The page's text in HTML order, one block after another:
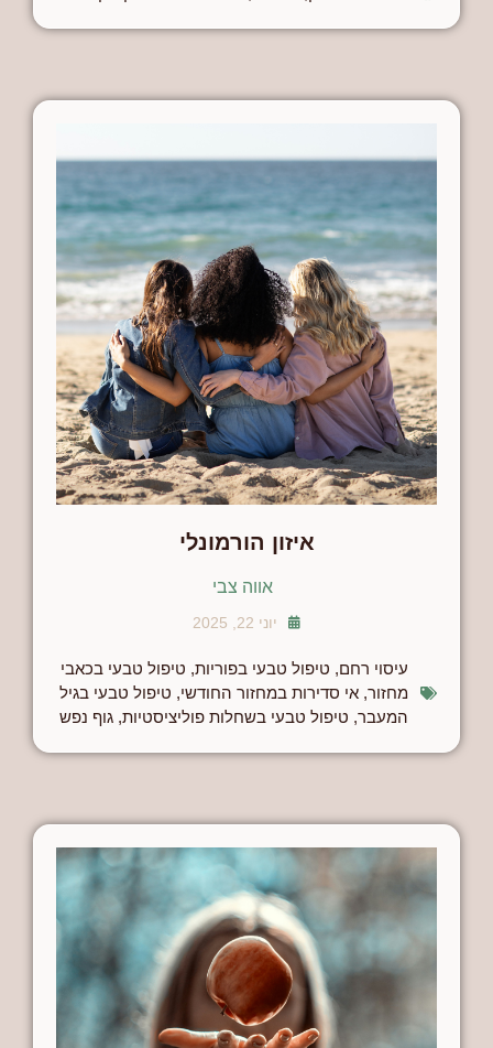
איזון הורמונלי
אווה צבי
יוני 22, 2025
עיסוי רחם, טיפול טבעי בפוריות, טיפול טבעי בכאבי
מחזור, אי סדירות במחזור החודשי, טיפול טבעי בגיל
המעבר, טיפול טבעי בשחלות פוליציסטיות, גוף נפש